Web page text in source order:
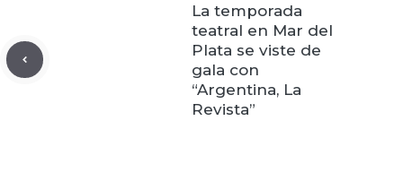
La temporada
teatral en Mar del
Plata se viste de
gala con
“Argentina, La
Revista”